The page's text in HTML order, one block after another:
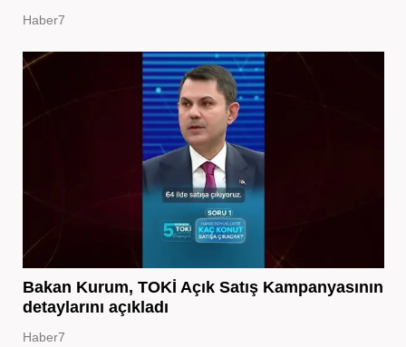
Haber7
Bakan Kurum, TOKİ Açık Satış Kampanyasının
detaylarını açıkladı
Haber7